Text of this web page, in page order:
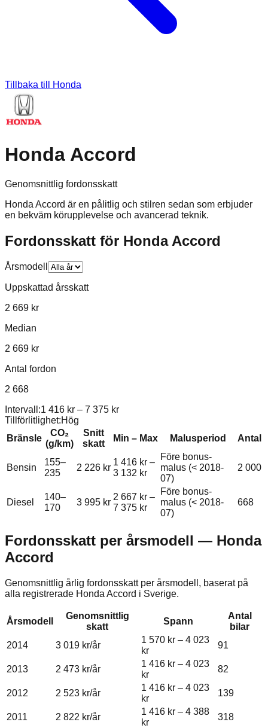
Tillbaka till Honda
Honda Accord
Genomsnittlig fordonsskatt
Honda Accord är en pålitlig och stilren sedan som erbjuder
en bekväm körupplevelse och avancerad teknik.
Fordonsskatt för Honda Accord
Årsmodell
Uppskattad årsskatt
2 669 kr
Median
2 669 kr
Antal fordon
2 668
Intervall:1 416 kr – 7 375 kr
Tillförlitlighet:Hög
Bränsle
CO₂
(g/km)
Snitt
skatt
Min – Max Malusperiod Antal
Bensin
155–
235
2 226 kr
1 416 kr –
3 132 kr
Före bonus-
malus (< 2018-
07)
2 000
Diesel
140–
170
3 995 kr
2 667 kr –
7 375 kr
Före bonus-
malus (< 2018-
07)
668
Fordonsskatt per årsmodell — Honda
Accord
Genomsnittlig årlig fordonsskatt per årsmodell, baserat på
alla registrerade Honda Accord i Sverige.
Årsmodell
Genomsnittlig
skatt
Spann
Antal
bilar
2014
3 019 kr/år
1 570 kr – 4 023
kr
91
2013 2 473 kr/år
1 416 kr – 4 023
kr
82
2012 2 523 kr/år
1 416 kr – 4 023
kr
139
2011 2 822 kr/år
1 416 kr – 4 388
kr
318